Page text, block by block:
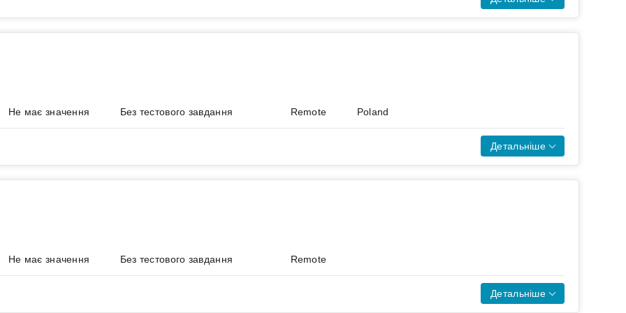
Hibernate concurrency
до американської корпорації, що входить до списку Fortune 500.
ефективну роботу понад 60 тис. високопродуктивних турбін по всьому світу.
та менеджерська співбесіди.
на Java
Не має значення Без тестового завдання Remote Poland
Детальніше
both multinational organizations and scaling startups to solve their most complex business
Не має значення Без тестового завдання Remote
Детальніше